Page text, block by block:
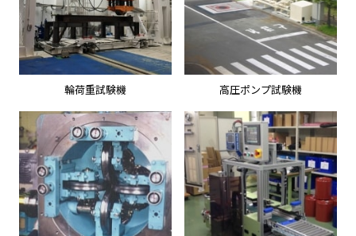
輪荷重試験機 高圧ポンプ試験機